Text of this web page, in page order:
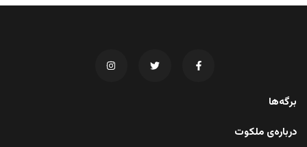
برگه‌ها
درباره‌ی ملکوت